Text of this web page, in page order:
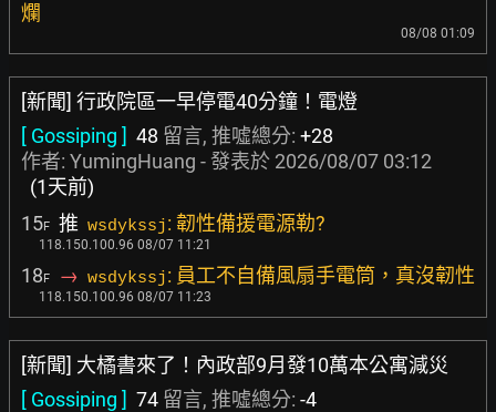
爛
08/08 01:09
[新聞] 行政院區一早停電40分鐘！電燈
[ Gossiping ] 48 留言, 推噓總分: +28
作者: YumingHuang - 發表於 2026/08/07 03:12
(1天前)
15F 推 wsdykssj: 韌性備援電源勒?
118.150.100.96 08/07 11:21
18F → wsdykssj: 員工不自備風扇手電筒，真沒韌性
118.150.100.96 08/07 11:23
[新聞] 大橘書來了！內政部9月發10萬本公寓減災
[ Gossiping ] 74 留言, 推噓總分: -4